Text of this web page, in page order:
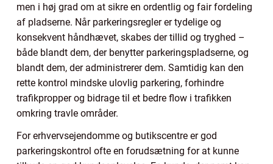
men i høj grad om at sikre en ordentlig og fair fordeling
af pladserne. Når parkeringsregler er tydelige og
konsekvent håndhævet, skabes der tillid og tryghed –
både blandt dem, der benytter parkeringspladserne, og
blandt dem, der administrerer dem. Samtidig kan den
rette kontrol mindske ulovlig parkering, forhindre
trafikpropper og bidrage til et bedre flow i trafikken
omkring travle områder.
For erhvervsejendomme og butikscentre er god
parkeringskontrol ofte en forudsætning for at kunne